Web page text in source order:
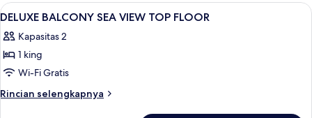
Lihat
semua
foto
untuk
DELUXE
BALCONY
Seprai premium, minibar, brankas,
5
DELUXE BALCONY SEA VIEW TOP FLOOR
Kapasitas 2
1 king
Wi-Fi Gratis
Rincian selengkapnya
Rincian